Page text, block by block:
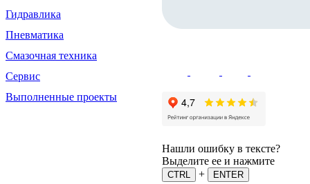
Гидравлика
Пневматика
Смазочная техника
Сервис
Выполненные проекты
Нашли ошибку в тексте?
Выделите ее и нажмите
CTRL +
ENTER